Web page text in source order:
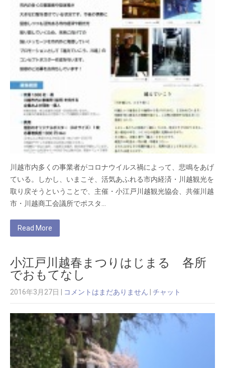
川越市内多くの事業者がコロナウイルス禍によって、悲鳴をあげ
ている。しかし、いまこそ、活気あふれる市内経済・川越観光を
取り戻そうということで、主催・小江戸川越観光協会、共催川越
市・川越商工会議所でポスタ…
Read More
小江戸川越春まつりはじまる 各所
でおもてなし
2016年3月27日 コメントはまだありません チャット